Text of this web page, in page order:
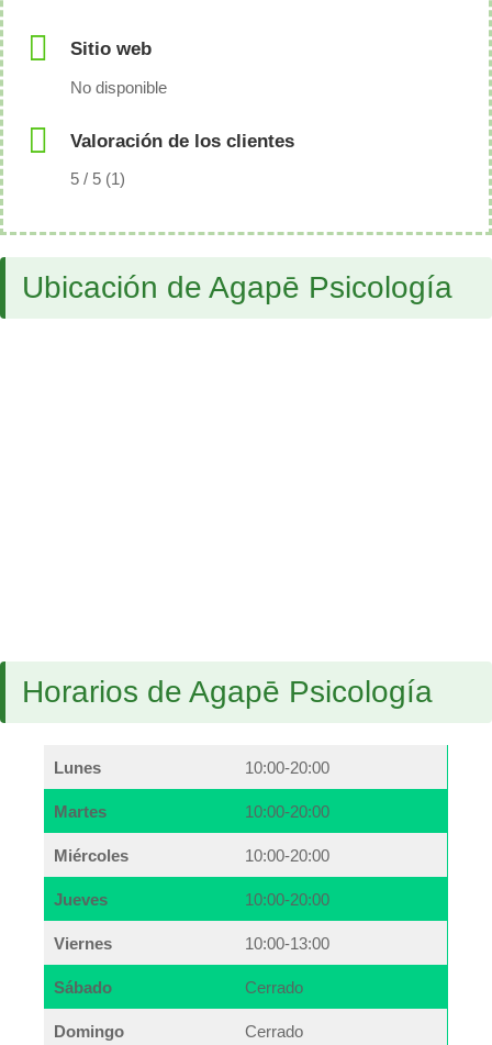
Sitio web
No disponible
Valoración de los clientes
5 / 5 (1)
Ubicación de Agapē Psicología
Horarios de Agapē Psicología
Lunes 10:00-20:00
Martes 10:00-20:00
Miércoles 10:00-20:00
Jueves 10:00-20:00
Viernes 10:00-13:00
Sábado Cerrado
Domingo Cerrado